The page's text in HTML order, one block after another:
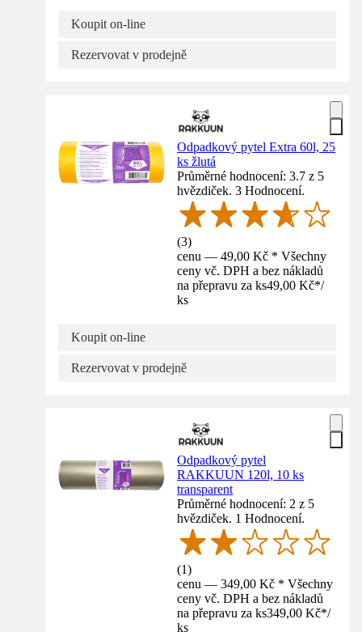
Koupit on-line
Rezervovat v prodejně
Odpadkový pytel Extra 60l, 25
ks žlutá
Průměrné hodnocení: 3.7 z 5
hvězdiček. 3 Hodnocení.
(3)
cenu — 49,00 Kč * Všechny
ceny vč. DPH a bez nákladů
na přepravu za ks49,00 Kč*/
ks
Koupit on-line
Rezervovat v prodejně
Odpadkový pytel
RAKKUUN 120l, 10 ks
transparent
Průměrné hodnocení: 2 z 5
hvězdiček. 1 Hodnocení.
(1)
cenu — 349,00 Kč * Všechny
ceny vč. DPH a bez nákladů
na přepravu za ks349,00 Kč*/
ks